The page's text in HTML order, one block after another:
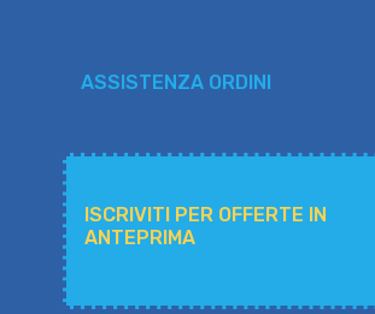
ASSISTENZA ORDINI
ISCRIVITI PER OFFERTE IN
ANTEPRIMA